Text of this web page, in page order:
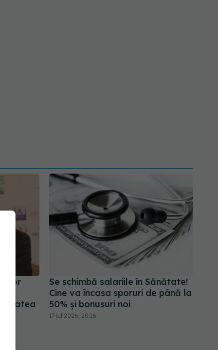
vor
Se schimbă salariile în Sănătate!
Cine va încasa sporuri de până la
50% și bonusuri noi
17 iul 2026, 20:16